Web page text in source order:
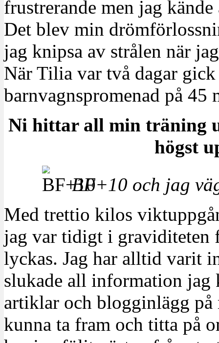
frustrerande men jag
Det blev min
jag knipsa av strålen när
När Tilia var två dagar
barnvagnspromenad på 45
Ni hittar all min träning
högst
BF+10 och jag
Med trettio kilos
jag var tidigt i graviditeten
lyckas. Jag har alltid varit
slukade all information jag
artiklar och blogginlägg
kunna ta fram och titta på